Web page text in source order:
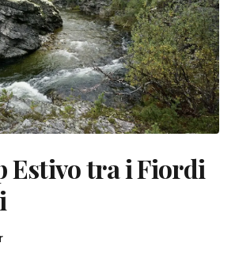
Estivo tra i Fiordi